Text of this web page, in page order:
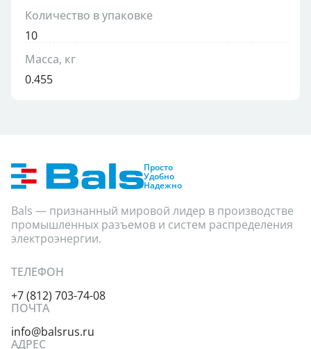
Количество в упаковке
10
Масса, кг
0.455
Просто
Удобно
Надежно
Bals — признанный мировой лидер в производстве
промышленных разъемов и систем распределения
электроэнергии.
ТЕЛЕФОН
+7 (812) 703-74-08
ПОЧТА
info@balsrus.ru
АДРЕС